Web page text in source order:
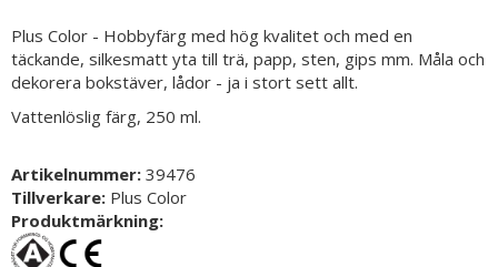
Plus Color - Hobbyfärg med hög kvalitet och med en
täckande, silkesmatt yta till trä, papp, sten, gips mm. Måla och
dekorera bokstäver, lådor - ja i stort sett allt.
Vattenlöslig färg, 250 ml.
Artikelnummer: 39476
Tillverkare: Plus Color
Produktmärkning: